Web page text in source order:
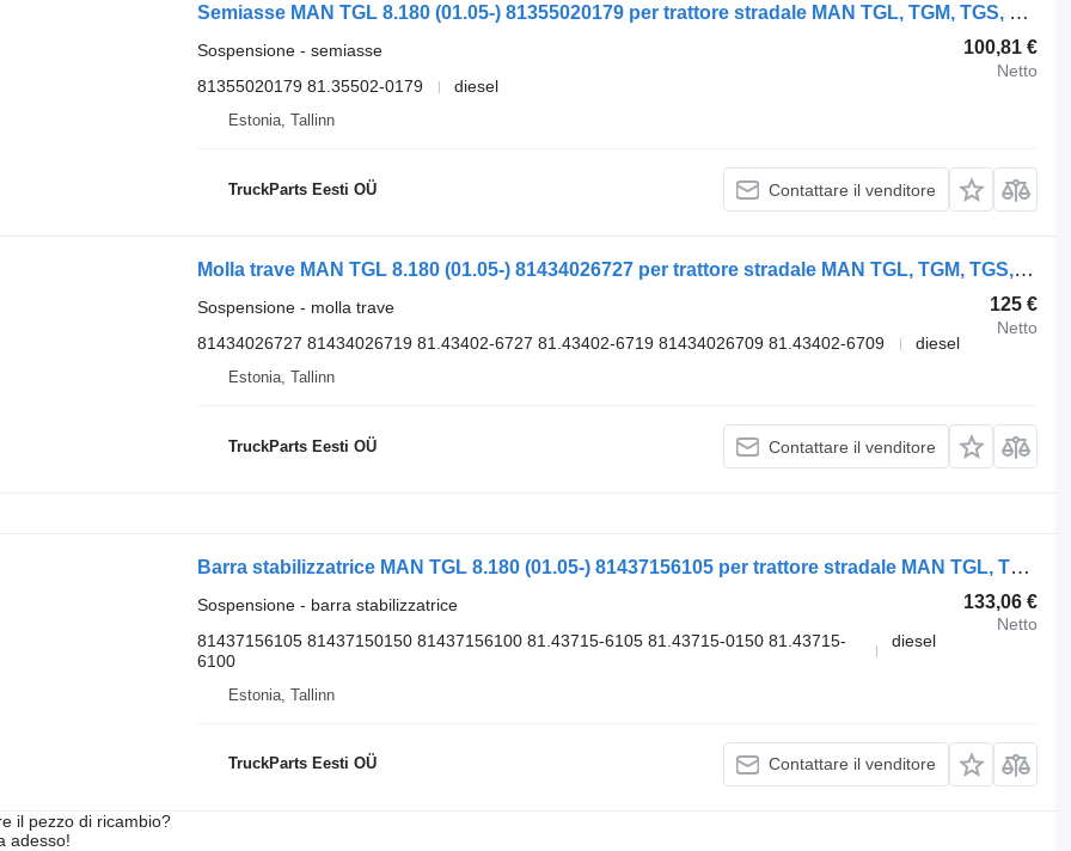
Semiasse MAN TGL 8.180 (01.05-) 81355020179 per trattore stradale MAN TGL, TGM, TGS, TGX (2005-2021)
100,81 €
Netto
Sospensione - semiasse
81355020179 81.35502-0179
diesel
Estonia, Tallinn
TruckParts Eesti OÜ Contattare il venditore
Molla trave MAN TGL 8.180 (01.05-) 81434026727 per trattore stradale MAN TGL, TGM, TGS, TGX (2005-2021)
125 €
Netto
Sospensione - molla trave
81434026727 81434026719 81.43402-6727 81.43402-6719 81434026709 81.43402-6709
diesel
Estonia, Tallinn
TruckParts Eesti OÜ Contattare il venditore
Barra stabilizzatrice MAN TGL 8.180 (01.05-) 81437156105 per trattore stradale MAN TGL, TGM, TGS, TGX (2005-2021)
133,06 €
Netto
Sospensione - barra stabilizzatrice
81437156105 81437150150 81437156100 81.43715-6105 81.43715-0150 81.43715-
6100
diesel
Estonia, Tallinn
TruckParts Eesti OÜ Contattare il venditore
il pezzo di ricambio?
adesso!